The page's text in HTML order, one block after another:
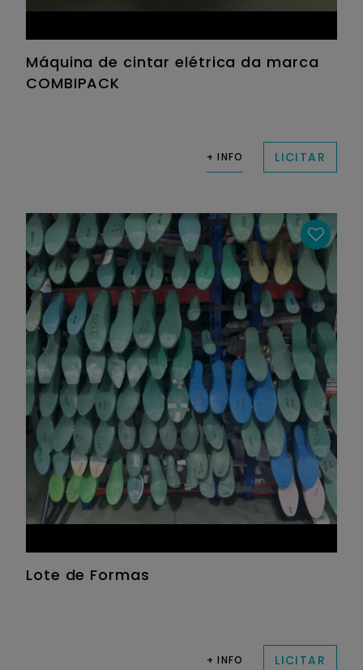
Máquina de cintar elétrica da marca
COMBIPACK
+ INFO LICITAR
Lote de Formas
+ INFO LICITAR